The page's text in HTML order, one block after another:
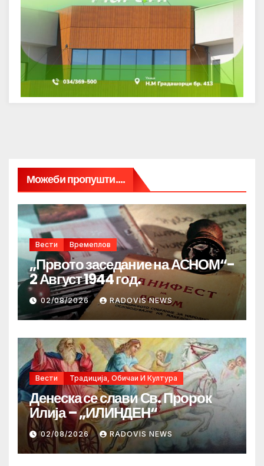
Можеби пропушти....
Вести Времеплов
„Првото заседание на АСНОМ“-
2 Август 1944 год.
02/08/2026 RADOVIS NEWS
Вести Традиција, Обичаи И Култура
Денеска се слави Св. Пророк
Илија – „ИЛИНДЕН“
02/08/2026 RADOVIS NEWS